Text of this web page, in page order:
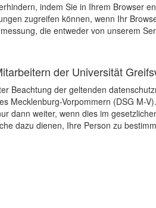
indem Sie in Ihrem Browser
zugreifen können, wenn Ihr
die entweder von unserem
der Universität
Beachtung der geltenden
Mecklenburg-Vorpommern (DSG M-V).
dann weiter, wenn dies im
dazu dienen, Ihre Person zu